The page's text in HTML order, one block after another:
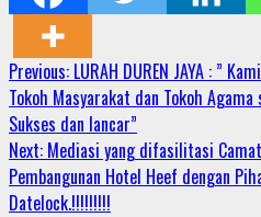
Continue
Reading
Previous: LURAH DUREN JAYA : ”
Tokoh Masyarakat dan Tokoh
Sukses dan lancar”
Next: Mediasi yang difasilitasi
Pembangunan Hotel Heef dengan
Datelock.!!!!!!!!!